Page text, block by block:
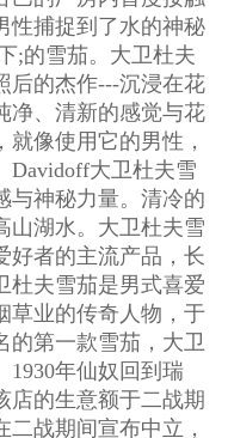
性捕捉到了水的神秘
;的雪茄。大卫杜夫
后的杰作---沉浸在花
净、清新的感觉与花
像使用它的男性，
Davidoff大卫杜夫雪
与神秘力量。清冷的
山湖水。大卫杜夫雪
好者的主流产品，长
杜夫雪茄是男式喜爱
草业的传奇人物，于
的第一款雪茄，大卫
1930年仙奴回到瑞
店的生意额于二战期
战期间宣布中立，